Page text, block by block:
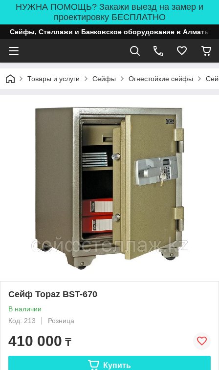
НУЖНА ПОМОЩЬ? Закажи выезд на замер и
проектировку БЕСПЛАТНО
Сейфы, Стеллажи и Банковское оборудование в Алматы
Товары и услуги Сейфы Огнестойкие сейфы
Сейф Topaz BST-670
В наличии
Код: 213
Розница
410 000 ₸
Купить